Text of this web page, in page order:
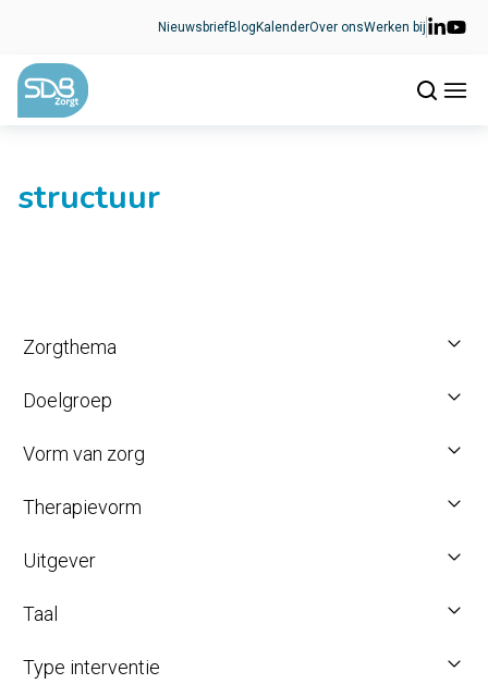
NieuwsbriefBlog KalenderOver onsWerken bij
structuur
Zorgthema
Doelgroep
Vorm van zorg
Therapievorm
Uitgever
Taal
Type interventie